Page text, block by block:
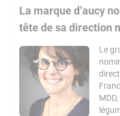
La marque d’aucy
tête de sa direction
Le